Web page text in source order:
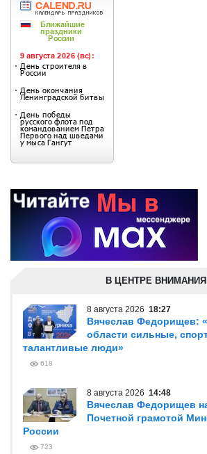
В ЦЕНТРЕ ВНИМАНИЯ
8 августа 2026 18:27
Вячеслав Федорищев:
области сильные,
талантливые люди»
618
8 августа 2026 14:48
Вячеслав Федорищев
Почетной грамотой
России
723